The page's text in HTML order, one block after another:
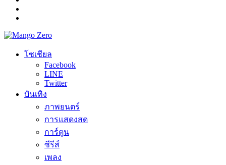
โซเชียล
Facebook
LINE
Twitter
บันเทิง
ภาพยนตร์
การแสดงสด
การ์ตูน
ซีรีส์
เพลง